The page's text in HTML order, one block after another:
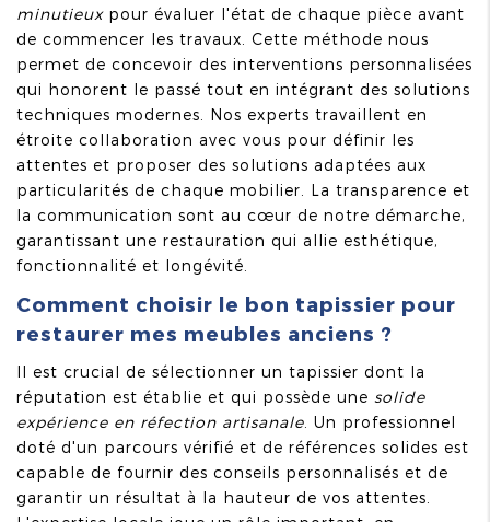
minutieuxpour évaluer l'état de chaque pièce avant
de commencer les travaux. Cette méthode nous
permet de concevoir des interventions personnalisées
qui honorent le passé tout en intégrant des solutions
techniques modernes. Nos experts travaillent en
étroite collaboration avec vous pour définir les
attentes et proposer des solutions adaptées aux
particularités de chaque mobilier. La transparence et
la communication sont au cœur de notre démarche,
garantissant une restauration qui allie esthétique,
fonctionnalité et longévité.
Comment choisir le bon tapissier pour
restaurer mes meubles anciens ?
Il est crucial de sélectionner un tapissier dont la
réputation est établie et qui possède une solide
expérience en réfection artisanale . Un professionnel
doté d'un parcours vérifié et de références solides est
capable de fournir des conseils personnalisés et de
garantir un résultat à la hauteur de vos attentes.